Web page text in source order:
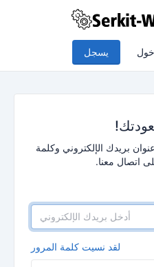
يسجل
بريدك الإلكتروني وكلمة
اتصال معنا.
لقد نسيت كلمة المرور